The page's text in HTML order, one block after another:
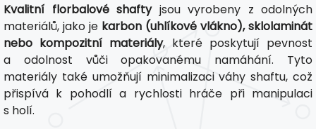
Kvalitní florbalové shaftyjsou vyrobeny z odolných
materiálů, jako je karbon (uhlíkové vlákno), sklolaminát
nebo kompozitní materiály, které poskytují pevnost
a odolnost vůči opakovanému namáhání. Tyto
materiály také umožňují minimalizaci váhy shaftu, což
přispívá k pohodlí a rychlosti hráče při manipulaci
s holí.